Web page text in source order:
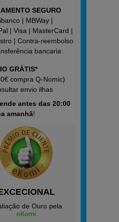
SEGURO
| MBWay |
| Visa | MasterCard |
| Contra-reembolso
bancaria
GRÁTIS*
compra Q-Nomic)
envio ilhas
antes das 20:00
amanhã!
de Ouro pela
eKomi